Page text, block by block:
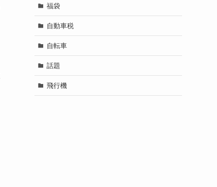
福袋
自動車税
自転車
話題
飛行機